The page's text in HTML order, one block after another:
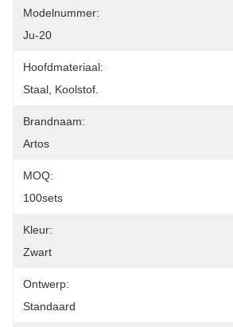
Modelnummer:
Ju-20
Hoofdmateriaal:
Staal, Koolstof.
Brandnaam:
Artos
MOQ:
100sets
Kleur:
Zwart
Ontwerp:
Standaard